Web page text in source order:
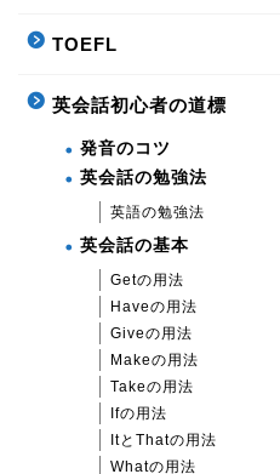
TOEFL
英会話初心者の道標
発音のコツ
英会話の勉強法
英語の勉強法
英会話の基本
Getの用法
Haveの用法
Giveの用法
Makeの用法
Takeの用法
Ifの用法
ItとThatの用法
Whatの用法